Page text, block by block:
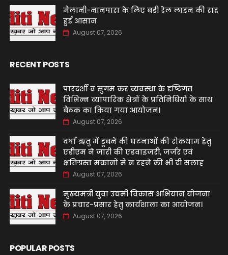
मैलानी-नानपारा के लिए बड़ी रेल लाइन की राह
हुई आसान
August 07, 2026
RECENT POSTS
पारदर्शी व सुगम कर व्यवस्था के दृष्टिगत
विभिन्न व्यापारिक क्षेत्रों के प्रतिनिधियों के साथ
बैठक का किया गया आयोजन।
August 07, 2026
वर्षा ऋतु में डूबने की घटनाओं की रोकथाम हेतु
एडीएम ने जारी की एडवाइजरी, जर्जर एवं
क्षतिग्रस्त मकानों में न रहने की भी दी सलाह
August 07, 2026
मुख्यमंत्री युवा उद्यमी विकास अभियान योजना
के प्रचार-प्रसार हेतु कार्यशाला का आयोजन।
August 07, 2026
POPULAR POSTS